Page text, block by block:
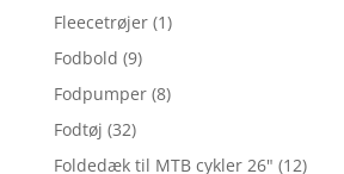
Fleecetrøjer (1)
Fodbold (9)
Fodpumper (8)
Fodtøj (32)
Foldedæk til MTB cykler 26" (12)